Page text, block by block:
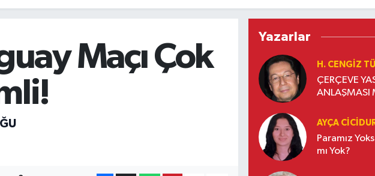
Maçı Çok
Yazarlar
H. CENGIZ
ÇERÇEVE
ANLAŞMASI
AYÇA
Paramız
mı Yok?